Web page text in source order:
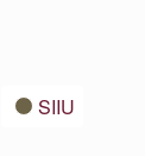
SIIU